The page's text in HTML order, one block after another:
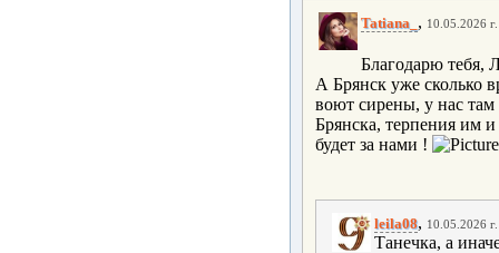
Tatiana_ , 10.05.2026
Благодарю тебя,
А Брянск уже сколько
воют сирены, у нас там
Брянска, терпения им
будет за нами !
leila08, 10.05.2026
Танечка, а